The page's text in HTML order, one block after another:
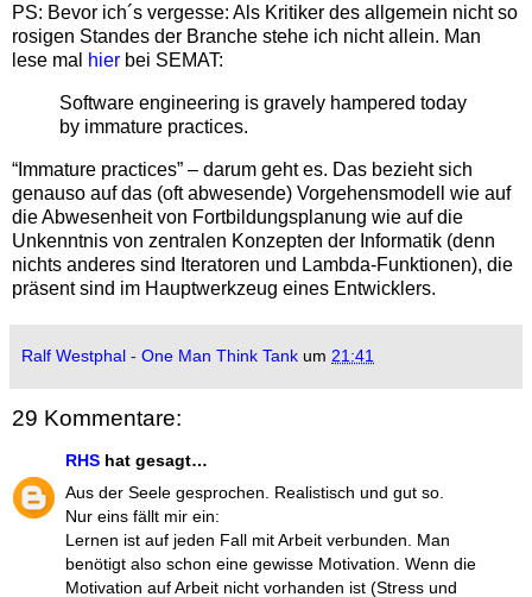
PS: Bevor ich´s vergesse: Als Kritiker des allgemein nicht so
rosigen Standes der Branche stehe ich nicht allein. Man
lese mal
hier bei SEMAT:
Software engineering is gravely hampered today
by immature practices.
“Immature practices” – darum geht es. Das bezieht sich
genauso auf das (oft abwesende) Vorgehensmodell wie auf
die Abwesenheit von Fortbildungsplanung wie auf die
Unkenntnis von zentralen Konzepten der Informatik (denn
nichts anderes sind Iteratoren und Lambda-Funktionen), die
präsent sind im Hauptwerkzeug eines Entwicklers.
Ralf Westphal - One Man Think Tank um 21:41
29 Kommentare:
RHS hat gesagt…
Aus der Seele gesprochen. Realistisch und gut so.
Nur eins fällt mir ein:
Lernen ist auf jeden Fall mit Arbeit verbunden. Man
benötigt also schon eine gewisse Motivation. Wenn die
Motivation auf Arbeit nicht vorhanden ist (Stress und